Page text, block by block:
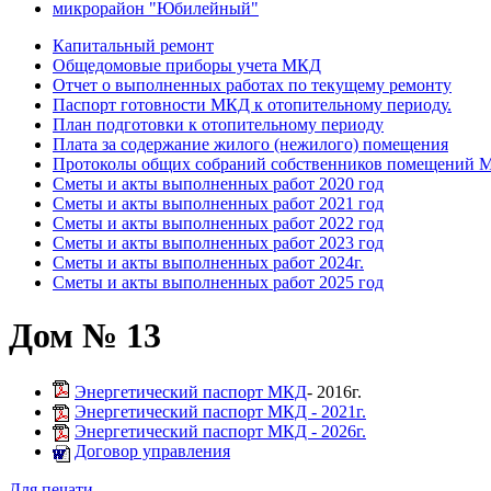
микрорайон "Юбилейный"
Капитальный ремонт
Общедомовые приборы учета МКД
Отчет о выполненных работах по текущему ремонту
Паспорт готовности МКД к отопительному периоду.
План подготовки к отопительному периоду
Плата за содержание жилого (нежилого) помещения
Протоколы общих собраний собственников помещений
Сметы и акты выполненных работ 2020 год
Сметы и акты выполненных работ 2021 год
Сметы и акты выполненных работ 2022 год
Сметы и акты выполненных работ 2023 год
Сметы и акты выполненных работ 2024г.
Сметы и акты выполненных работ 2025 год
Дом № 13
Энергетический паспорт МКД- 2016г.
Энергетический паспорт МКД - 2021г.
Энергетический паспорт МКД - 2026г.
Договор управления